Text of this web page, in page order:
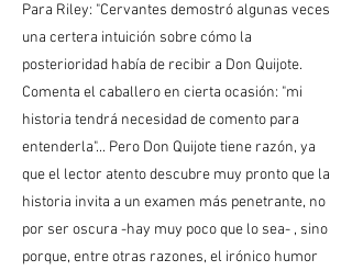
Para Riley: "Cervantes demostró algunas veces
una certera intuición sobre cómo la
posterioridad había de recibir a Don Quijote.
Comenta el caballero en cierta ocasión: "mi
historia tendrá necesidad de comento para
entenderla"... Pero Don Quijote tiene razón, ya
que el lector atento descubre muy pronto que la
historia invita a un examen más penetrante, no
por ser oscura -hay muy poco que lo sea- , sino
porque, entre otras razones, el irónico humor